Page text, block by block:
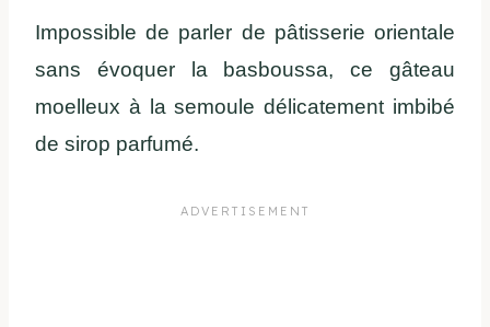
Impossible de parler de pâtisserie orientale
sans évoquer la basboussa, ce gâteau
moelleux à la semoule délicatement imbibé
de sirop parfumé.